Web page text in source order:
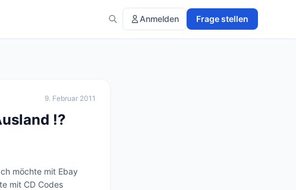
Anmelden Frage stellen
9. Februar 2011
!?
möchte mit Ebay
mit CD Codes